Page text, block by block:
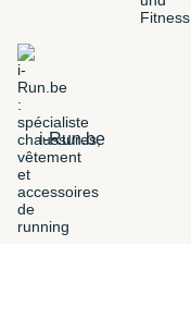
i-Run.be